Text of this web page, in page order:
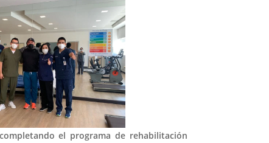
el programa de rehabilitación